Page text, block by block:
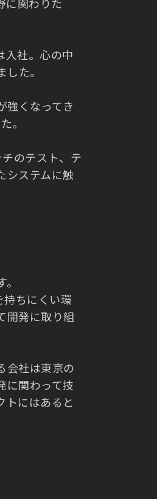
入社。心の中
た。
強くなってき
。
のテスト、テ
システムに触
ちにくい環
開発に取り組
会社は東京の
に関わって技
トにはあると